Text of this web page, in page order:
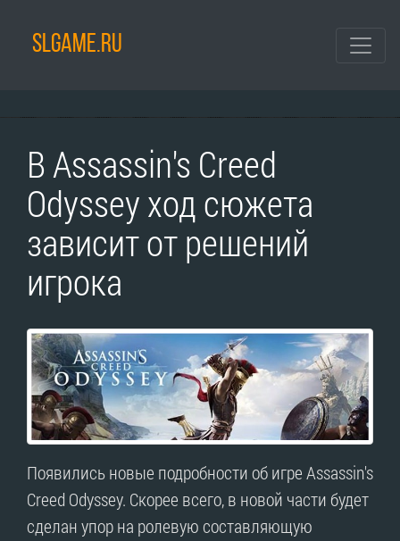
SLGAME.RU
В Assassin's Creed
Odyssey ход сюжета
зависит от решений
игрока
Появились новые подробности об игре Assassin's
Creed Odyssey. Скорее всего, в новой части будет
сделан упор на ролевую составляющую